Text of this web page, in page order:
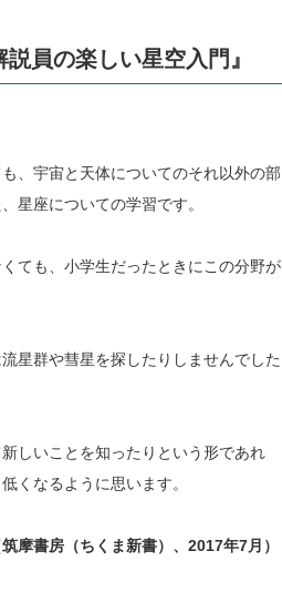
員の楽しい星空入門』
、宇宙と天体についてのそれ以外の部
星座についての学習です。
ても、小学生だったときにこの分野が
星群や彗星を探したりしませんでした
しいことを知ったりという形であれ
くなるように思います。
摩書房（ちくま新書）、 2017年7月）